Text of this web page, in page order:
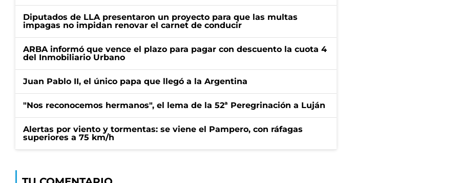
Diputados de LLA presentaron un proyecto para que las multas
impagas no impidan renovar el carnet de conducir
ARBA informó que vence el plazo para pagar con descuento la cuota 4
del Inmobiliario Urbano
Juan Pablo II, el único papa que llegó a la Argentina
"Nos reconocemos hermanos", el lema de la 52ª Peregrinación a Luján
Alertas por viento y tormentas: se viene el Pampero, con ráfagas
superiores a 75 km/h